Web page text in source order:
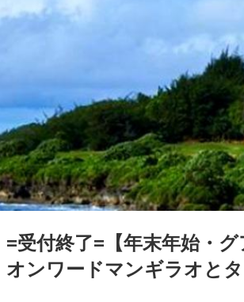
=受付終了=【年末年始・
オンワードマンギラオと